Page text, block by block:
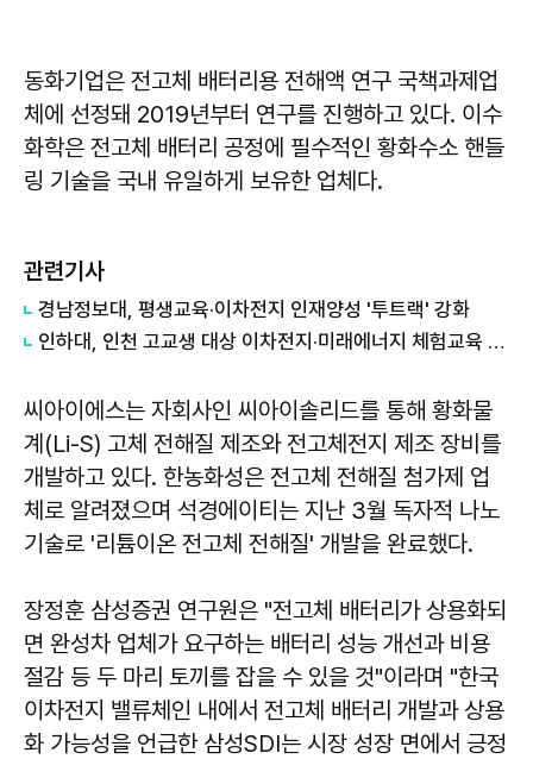
동화기업은 전고체 배터리용 전해액 연구 국책과제업
체에 선정돼 2019년부터 연구를 진행하고 있다. 이수
화학은 전고체 배터리 공정에 필수적인 황화수소 핸들
링 기술을 국내 유일하게 보유한 업체다.
관련기사
경남정보대, 평생교육·이차전지 인재양성 '투트랙' 강화
인하대, 인천 고교생 대상 이차전지·미래에너지 체험교육 운영
씨아이에스는 자회사인 씨아이솔리드를 통해 황화물
계(Li-S) 고체 전해질 제조와 전고체전지 제조 장비를
개발하고 있다. 한농화성은 전고체 전해질 첨가제 업
체로 알려졌으며 석경에이티는 지난 3월 독자적 나노
기술로 '리튬이온 전고체 전해질' 개발을 완료했다.
장정훈 삼성증권 연구원은 "전고체 배터리가 상용화되
면 완성차 업체가 요구하는 배터리 성능 개선과 비용
절감 등 두 마리 토끼를 잡을 수 있을 것"이라며 "한국
이차전지 밸류체인 내에서 전고체 배터리 개발과 상용
화 가능성을 언급한 삼성SDI는 시장 성장 면에서 긍정